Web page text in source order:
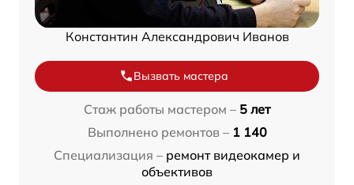
Константин Александрович Иванов
Вызвать мастера
Стаж работы мастером – 5 лет
Выполнено ремонтов – 1 140
Специализация – ремонт видеокамер и
объективов